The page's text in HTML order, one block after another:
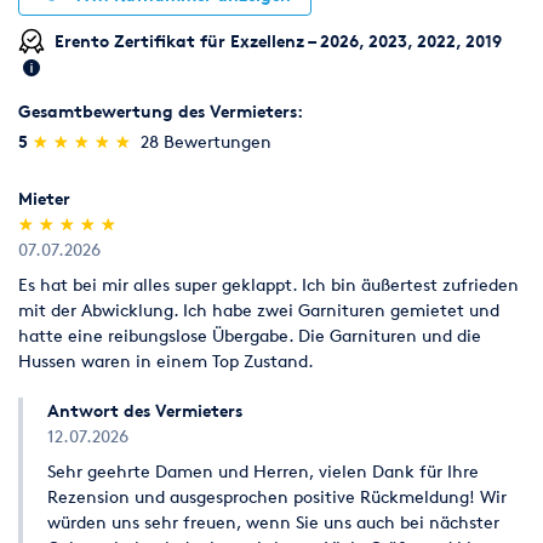
installieren.
Eine Einweisung erfolgt bei Übergabe.
stellen Sie jetzt Ihre Anfrage über das Kontaktformular.
kombiniert werden. Bitte schreiben Sie Ihre Wünsche mit in
Ihre Anfrage. Gerne erstellen wir Ihnen ein Angebot über alles.
Rabatt (grüner Link "Jetzt anfragen")!Sollte der Preis auf
unserer Homepage abweichend sein, gewähren wir
selbstverständlich den Rabatt auf den günstigeren
Aktionspreis. Bitte einen Link zum hier beworbenen/
Erento Zertifikat für Exzellenz – 2026, 2023, 2022, 2019
Gesamtbewertung des Vermieters:
5 (*)
★
★
(*) ★
★
(*) ★
★
(*) ★
★
(*) ★
★ 28 Bewertungen
Mieter
(*)
★
★
(*) ★
★
(*) ★
★
(*) ★
★
(*) ★
★
07.07.2026
Es hat bei mir alles super geklappt. Ich bin äußertest zufrieden
mit der Abwicklung. Ich habe zwei Garnituren gemietet und
hatte eine reibungslose Übergabe. Die Garnituren und die
Hussen waren in einem Top Zustand.
Antwort des Vermieters
12.07.2026
Sehr geehrte Damen und Herren, vielen Dank für Ihre
Rezension und ausgesprochen positive Rückmeldung! Wir
würden uns sehr freuen, wenn Sie uns auch bei nächster